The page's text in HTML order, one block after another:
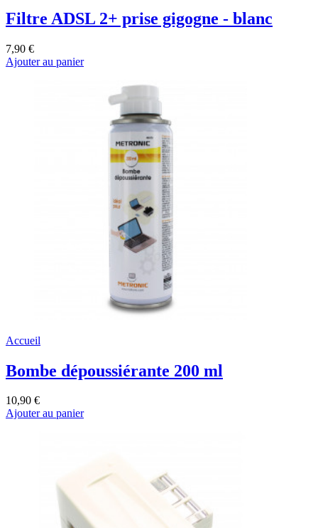
Filtre ADSL 2+ prise gigogne - blanc
7,90 €
Ajouter au panier
Accueil
Bombe dépoussiérante 200 ml
10,90 €
Ajouter au panier